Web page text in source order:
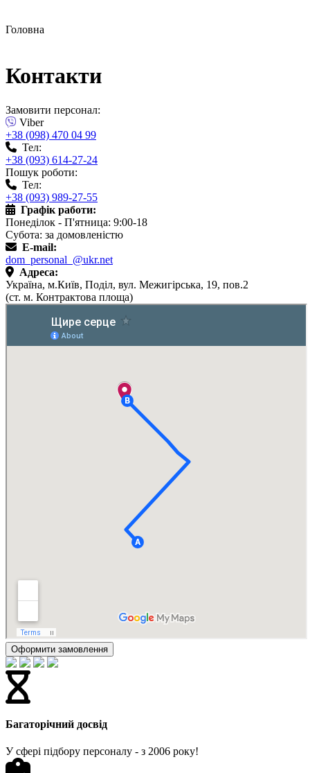
Головна
Контакти
Замовити персонал:
Viber
+38 (098) 470 04 99
Тел:
+38 (093) 614-27-24
Пошук роботи:
Тел:
+38 (093) 989-27-55
Графік работи:
Понеділок - П'ятница: 9:00-18
Субота: за домовленістю
E-mail:
dom_personal_@ukr.net
Адреса:
Україна, м.Київ, Поділ, вул. Межигірська, 19, пов.2
(ст. м. Контрактова площа)
Оформити замовлення
Багаторічний досвід
У сфері підбору персоналу - з 2006 року!